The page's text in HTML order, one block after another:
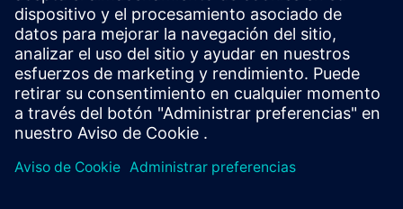
Prensa | Empresa | Siemens
© Siemens 1996 – 2026
Información Corporativa
Politica de Privacidad y Cookies